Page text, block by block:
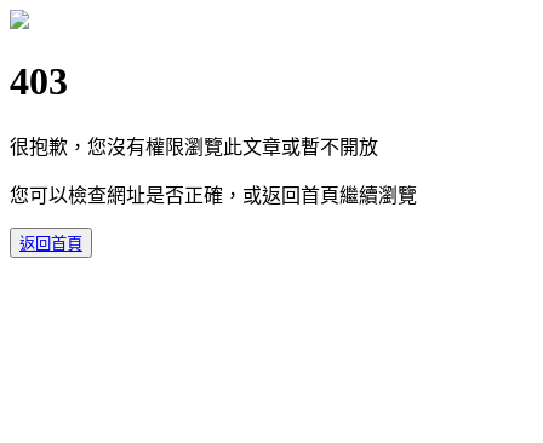
403
很抱歉，您沒有權限瀏覽此文章或暫不開放
您可以檢查網址是否正確，或返回首頁繼續瀏覽
返回首頁